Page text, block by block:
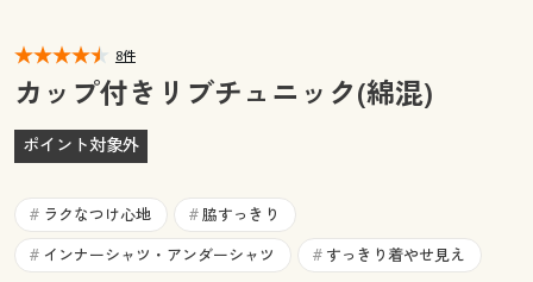
マイページ
閲覧履歴
お気に入り
サポート
閲覧履歴
ご利用ガイド
8件
カップ付きリブチュニック(綿混)
ポイント対象外
# ラクなつけ心地 # 脇すっきり
# インナーシャツ・アンダーシャツ # すっきり着やせ見え